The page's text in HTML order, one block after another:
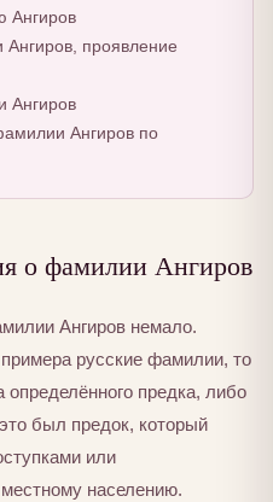
Ангиров
проявление
Ангиров
Ангиров по
о фамилии Ангиров
Ангиров немало.
русские фамилии, то
определённого предка, либо
был предок, который
или
населению.